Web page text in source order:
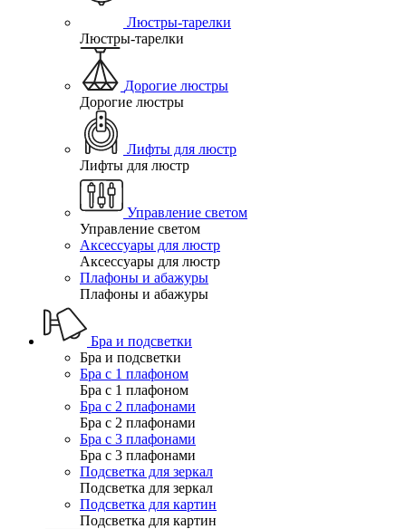
Люстры-тарелки
Люстры-тарелки
Дорогие люстры
Дорогие люстры
Лифты для люстр
Лифты для люстр
Управление светом
Управление светом
Аксессуары для люстр
Аксессуары для люстр
Плафоны и абажуры
Плафоны и абажуры
Бра и подсветки
Бра и подсветки
Бра с 1 плафоном
Бра с 1 плафоном
Бра с 2 плафонами
Бра с 2 плафонами
Бра с 3 плафонами
Бра с 3 плафонами
Подсветка для зеркал
Подсветка для зеркал
Подсветка для картин
Подсветка для картин